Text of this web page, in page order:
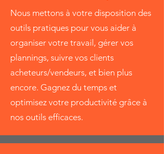
Nous mettons à votre disposition des
outils pratiques pour vous aider à
organiser votre travail, gérer vos
plannings, suivre vos clients
acheteurs/vendeurs, et bien plus
encore. Gagnez du temps et
optimisez votre productivité grâce à
nos outils efficaces.